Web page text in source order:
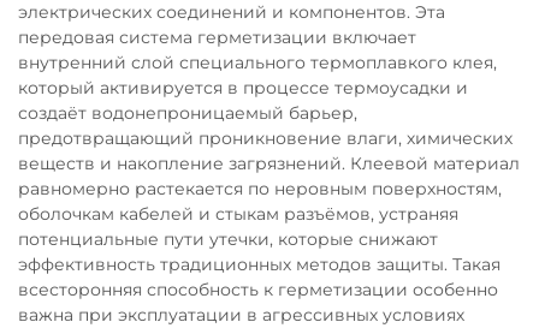
электрических соединений и компонентов. Эта
передовая система герметизации включает
внутренний слой специального термоплавкого клея,
который активируется в процессе термоусадки и
создаёт водонепроницаемый барьер,
предотвращающий проникновение влаги, химических
веществ и накопление загрязнений. Клеевой материал
равномерно растекается по неровным поверхностям,
оболочкам кабелей и стыкам разъёмов, устраняя
потенциальные пути утечки, которые снижают
эффективность традиционных методов защиты. Такая
всесторонняя способность к герметизации особенно
важна при эксплуатации в агрессивных условиях